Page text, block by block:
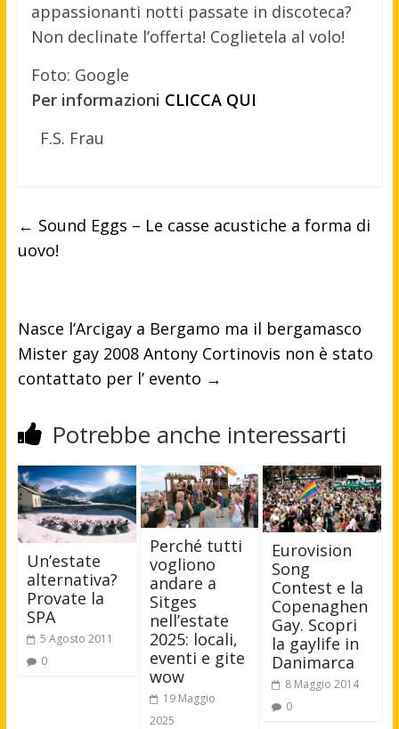
appassionanti notti passate in discoteca?
Non declinate l’offerta! Coglietela al volo!
Foto: Google
Per informazioni CLICCA QUI
F.S. Frau
← Sound Eggs – Le casse acustiche a forma di
uovo!
Nasce l’Arcigay a Bergamo ma il bergamasco
Mister gay 2008 Antony Cortinovis non è stato
contattato per l’ evento →
Potrebbe anche interessarti
Un’estate
alternativa?
Provate la
SPA
5 Agosto 2011
0
Perché tutti
vogliono
andare a
Sitges
nell’estate
2025: locali,
eventi e gite
wow
19 Maggio
2025
Eurovision
Song
Contest e la
Copenaghen
Gay. Scopri
la gaylife in
Danimarca
8 Maggio 2014
0